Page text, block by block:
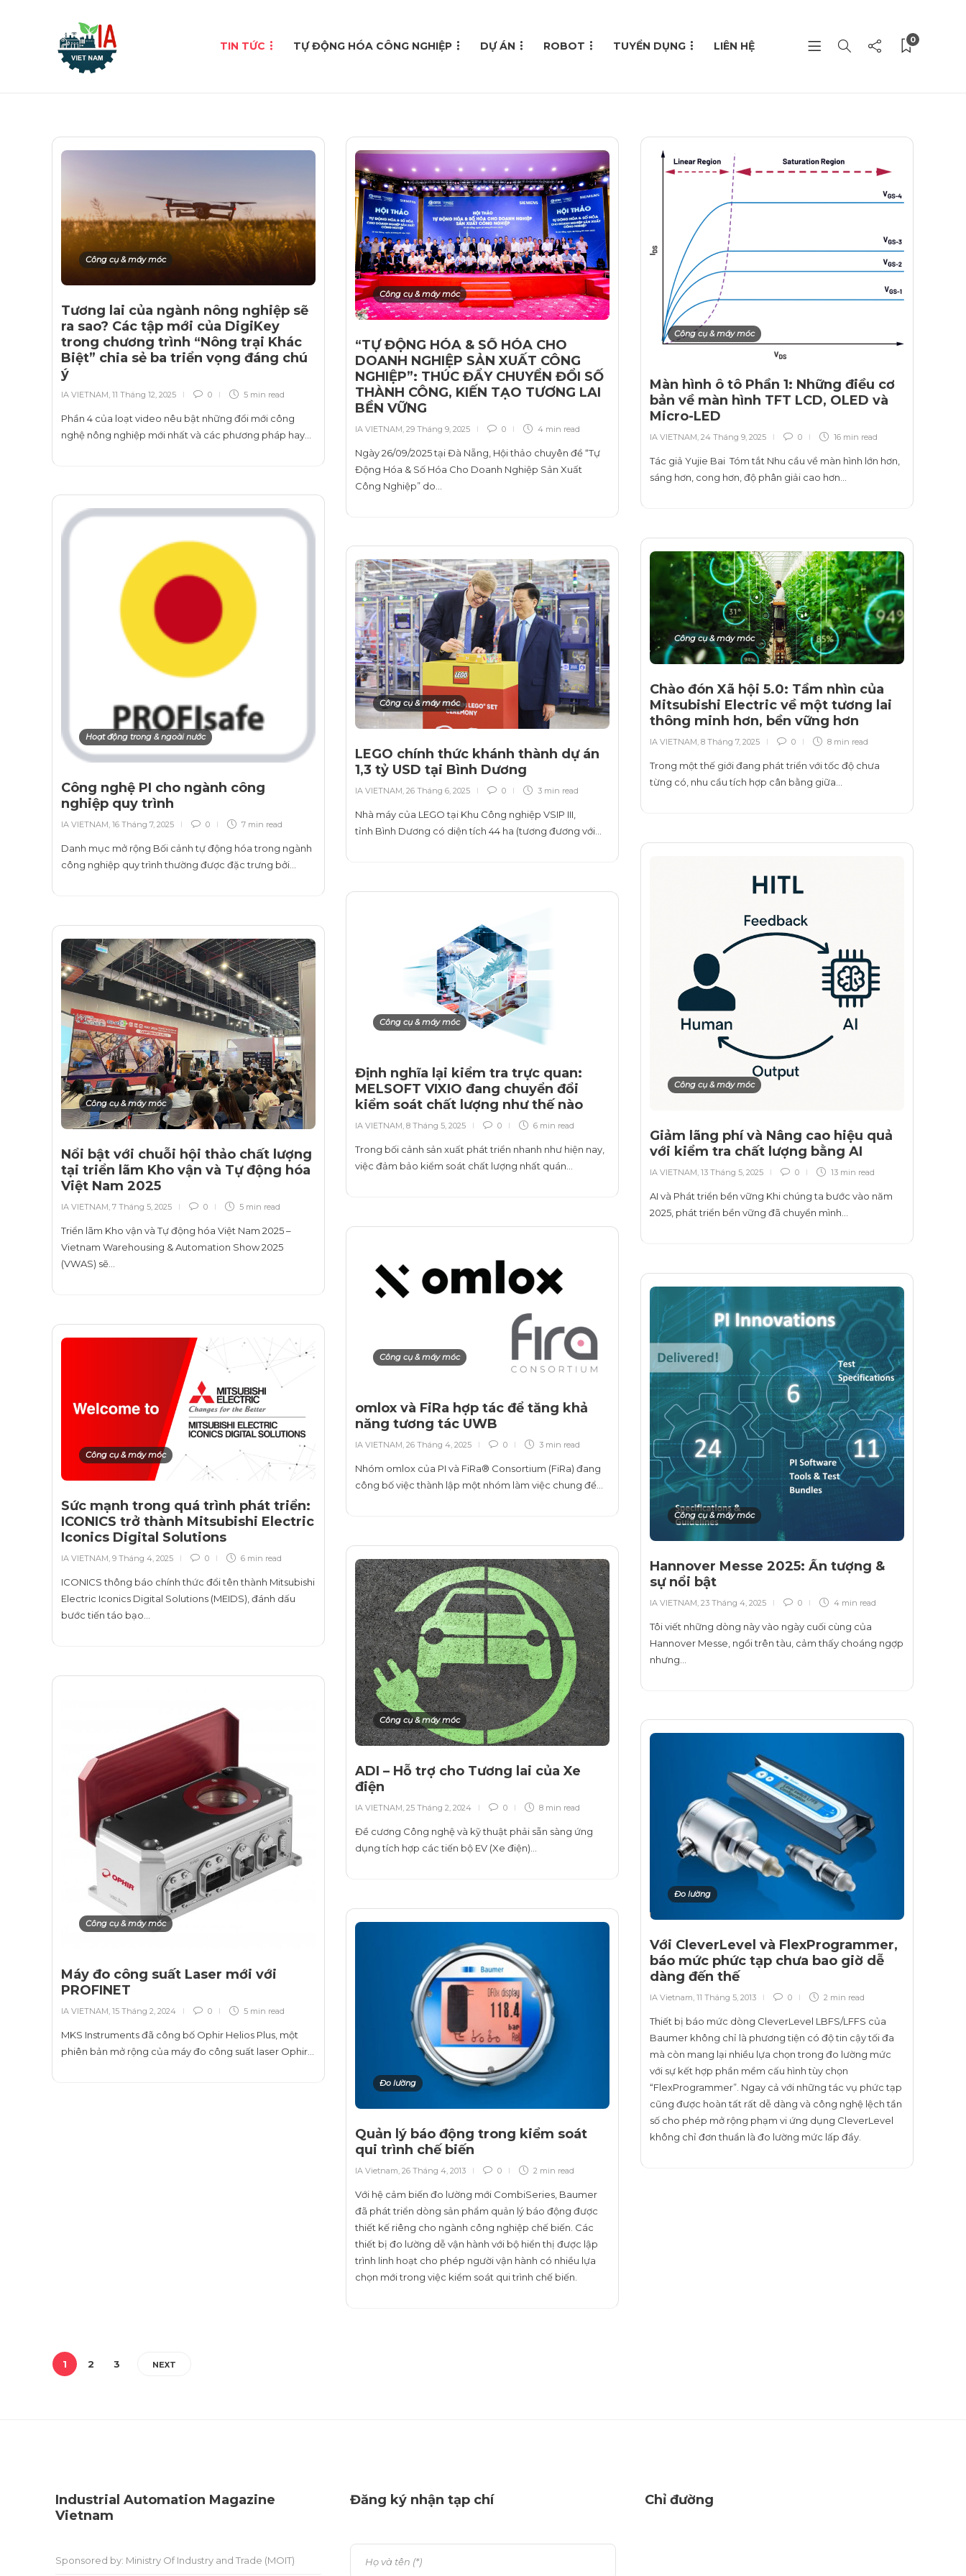
TIN TỨC TỰ ĐỘNG HÓA CÔNG NGHIỆP DỰ ÁN ROBOT TUYỂN DỤNG LIÊN HỆ 0
Công cụ & máy móc
Tương lai của ngành nông nghiệp sẽ
ra sao? Các tập mới của DigiKey
trong chương trình “Nông trại Khác
Biệt” chia sẻ ba triển vọng đáng chú
ý
IA VIETNAM, 11 Tháng 12, 2025 0 5 min read
Phần 4 của loạt video nêu bật những đổi mới công
nghệ nông nghiệp mới nhất và các phương pháp hay…
Công cụ & máy móc
“TỰ ĐỘNG HÓA & SỐ HÓA CHO
DOANH NGHIỆP SẢN XUẤT CÔNG
NGHIỆP”: THÚC ĐẨY CHUYỂN ĐỔI SỐ
THÀNH CÔNG, KIẾN TẠO TƯƠNG LAI
BỀN VỮNG
IA VIETNAM 29 Tháng 9, 2025 0 4 min read
Ngày 26/09/2025 tại Đà Nẵng, Hội thảo chuyên đề “Tự
Động Hóa & Số Hóa Cho Doanh Nghiệp Sản Xuất
Công Nghiệp” do…
Công cụ & máy móc
Màn hình ô tô Phần 1: Những điều cơ
bản về màn hình TFT LCD, OLED và
Micro-LED
IA VIETNAM, 24 Tháng 9, 2025 0 16 min read
Tác giả Yujie Bai Tóm tắt Nhu cầu về màn hình lớn hơn,
sáng hơn, cong hơn, độ phân giải cao hơn…
Hoạt động trong & ngoài nước
Công nghệ PI cho ngành công
nghiệp quy trình
IA VIETNAM 16 Tháng 7, 2025 0 7 min read
Danh mục mở rộng Bối cảnh tự động hóa trong ngành
công nghiệp quy trình thường được đặc trưng bởi…
Công cụ & máy móc
Chào đón Xã hội 5.0: Tầm nhìn của
Mitsubishi Electric về một tương lai
thông minh hơn, bền vững hơn
IA VIETNAM, 8 Tháng 7, 2025 0 8 min read
Trong một thế giới đang phát triển với tốc độ chưa
từng có, nhu cầu tích hợp cân bằng giữa…
Công cụ & máy móc
LEGO chính thức khánh thành dự án
1,3 tỷ USD tại Bình Dương
IA VIETNAM 26 Tháng 6, 2025 0 3 min read
Nhà máy của LEGO tại Khu Công nghiệp VSIP III,
tỉnh Bình Dương có diện tích 44 ha (tương đương với…
Công cụ & máy móc
Giảm lãng phí và Nâng cao hiệu quả
với kiểm tra chất lượng bằng AI
IA VIETNAM 13 Tháng 5, 2025 0 13 min read
AI và Phát triển bền vững Khi chúng ta bước vào năm
2025, phát triển bền vững đã chuyển mình…
Công cụ & máy móc
Định nghĩa lại kiểm tra trực quan:
MELSOFT VIXIO đang chuyển đổi
kiểm soát chất lượng như thế nào
IA VIETNAM, 8 Tháng 5, 2025 0 6 min read
Trong bối cảnh sản xuất phát triển nhanh như hiện nay,
việc đảm bảo kiểm soát chất lượng nhất quán…
Công cụ & máy móc
Nổi bật với chuỗi hội thảo chất lượng
tại triển lãm Kho vận và Tự động hóa
Việt Nam 2025
IA VIETNAM, 7 Tháng 5, 2025 0 5 min read
Triển lãm Kho vận và Tự động hóa Việt Nam 2025 –
Vietnam Warehousing & Automation Show 2025
(VWAS) sẽ…
Công cụ & máy móc
omlox và FiRa hợp tác để tăng khả
năng tương tác UWB
IA VIETNAM, 26 Tháng 4, 2025 0 3 min read
Nhóm omlox của PI và FiRa® Consortium (FiRa) đang
công bố việc thành lập một nhóm làm việc chung để…
Công cụ & máy móc
Hannover Messe 2025: Ấn tượng &
sự nổi bật
IA VIETNAM 23 Tháng 4, 2025 0 4 min read
Tôi viết những dòng này vào ngày cuối cùng của
Hannover Messe, ngồi trên tàu, cảm thấy choáng ngợp
nhưng…
Công cụ & máy móc
Sức mạnh trong quá trình phát triển:
ICONICS trở thành Mitsubishi Electric
Iconics Digital Solutions
IA VIETNAM, 9 Tháng 4, 2025 0 6 min read
ICONICS thông báo chính thức đổi tên thành Mitsubishi
Electric Iconics Digital Solutions (MEIDS), đánh dấu
bước tiến táo bạo…
Công cụ & máy móc
ADI – Hỗ trợ cho Tương lai của Xe
điện
IA VIETNAM, 25 Tháng 2, 2024 0 8 min read
Đề cương Công nghệ và kỹ thuật phải sẵn sàng ứng
dụng tích hợp các tiến bộ EV (Xe điện)…
Công cụ & máy móc
Máy đo công suất Laser mới với
PROFINET
IA VIETNAM, 15 Tháng 2, 2024 0 5 min read
MKS Instruments đã công bố Ophir Helios Plus, một
phiên bản mở rộng của máy đo công suất laser Ophir…
Đo lường
Với CleverLevel và FlexProgrammer,
báo mức phức tạp chưa bao giờ dễ
dàng đến thế
IA Vietnam 11 Tháng 5, 2013 0 2 min read
Thiết bị báo mức dòng CleverLevel LBFS/LFFS của
Baumer không chỉ là phương tiện có độ tin cậy tối đa
mà còn mang lại nhiều lựa chọn trong đo lường mức
với sự kết hợp phần mềm cấu hình tùy chọn
“FlexProgrammer”. Ngay cả với những tác vụ phức tạp
cũng được hoàn tất rất dễ dàng và công nghệ lệch tần
số cho phép mở rộng phạm vi ứng dụng CleverLevel
không chỉ đơn thuần là đo lường mức lấp đầy.
Đo lường
Quản lý báo động trong kiểm soát
qui trình chế biến
IA Vietnam, 26 Tháng 4, 2013 0 2 min read
Với hệ cảm biến đo lường mới CombiSeries, Baumer
đã phát triển dòng sản phẩm quản lý báo động được
thiết kế riêng cho ngành công nghiệp chế biến. Các
thiết bị đo lường dễ vận hành với bộ hiển thị được lập
trình linh hoạt cho phép người vận hành có nhiều lựa
chọn mới trong việc kiểm soát qui trình chế biến.
1 2 3 NEXT
Industrial Automation Magazine
Vietnam
Sponsored by: Ministry Of Industry and Trade (MOIT)
Đăng ký nhận tạp chí Chỉ đường